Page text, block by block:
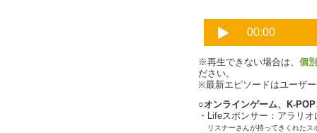
※再生できない場合は、 個
ださい。
※最新エピソードはユーザ
○オンラインゲーム、K-
・Lifeスポンサー：アラリ
リスナーさんが持ってきくれた